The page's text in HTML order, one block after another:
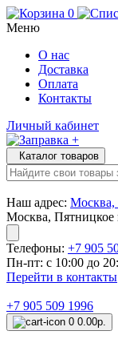
0
Меню
О нас
Доставка
Оплата
Контакты
Личный кабинет
Каталог товаров
Наш адрес: Москва,
Москва, Пятницкое
Телефоны: +7 905
Пн-пт: с 10:00 до
Перейти в контакты
+7 905 509 1996
0 0.00р.